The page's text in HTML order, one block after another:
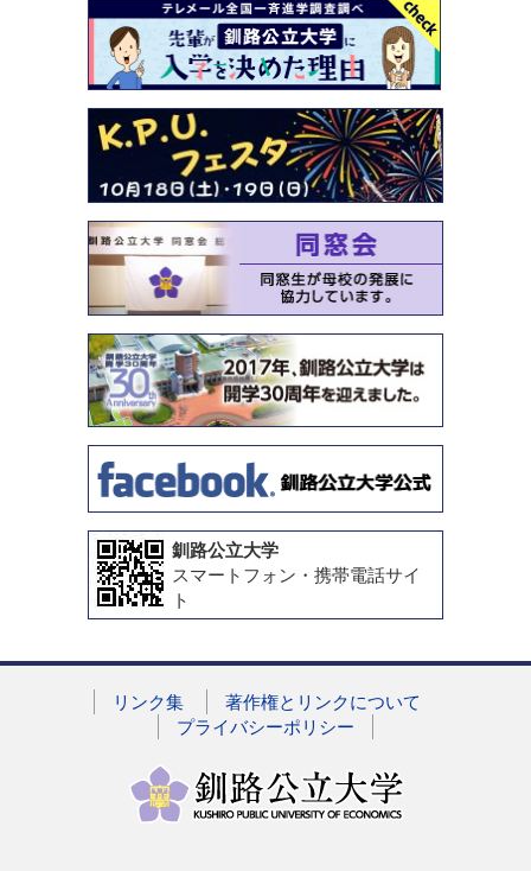
釧路公立大学
スマートフォン・携帯電話サイ
ト
リンク集
著作権とリンクについて
プライバシーポリシー